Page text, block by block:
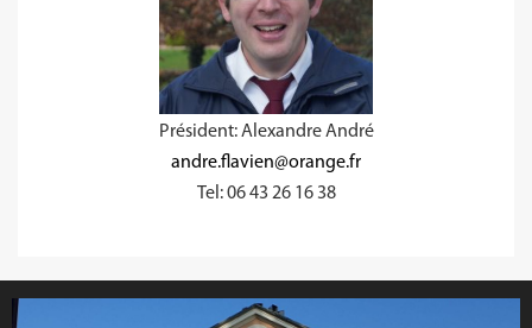
Président: Alexandre André
andre.flavien@orange.fr
Tel: 06 43 26 16 38